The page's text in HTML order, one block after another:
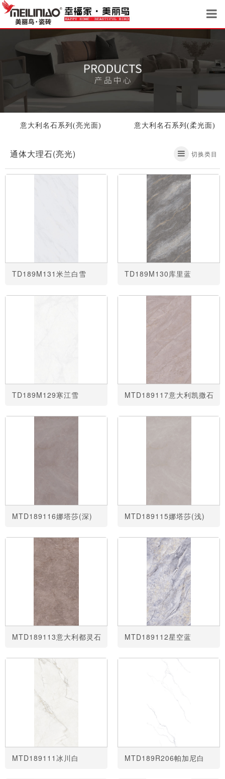
意大利名石系列(亮光面) 意大利名石系列(柔光面)
通体大理石(亮光) 切换类目
TD189M131米兰白雪 TD189M130库里蓝
TD189M129寒江雪 MTD189117意大利凯撒石
MTD189116娜塔莎(深) MTD189115娜塔莎(浅)
MTD189113意大利都灵石 MTD189112星空蓝
MTD189111冰川白 MTD189R206帕加尼白